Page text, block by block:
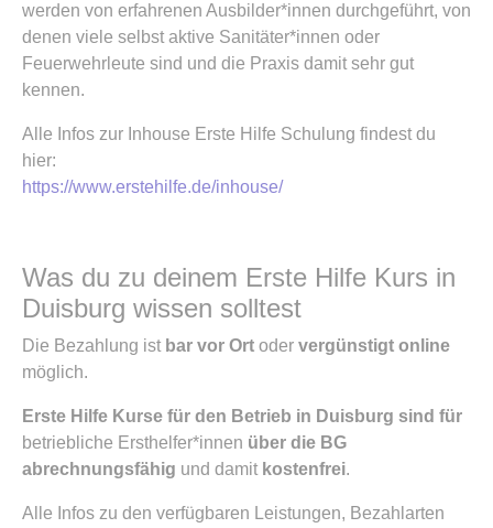
werden von erfahrenen Ausbilder*innen durchgeführt, von
denen viele selbst aktive Sanitäter*innen oder
Feuerwehrleute sind und die Praxis damit sehr gut
kennen.
Alle Infos zur Inhouse Erste Hilfe Schulung findest du
hier:
https://www.erstehilfe.de/inhouse/
Was du zu deinem Erste Hilfe Kurs in
Duisburg wissen solltest
Die Bezahlung ist bar vor Ort oder vergünstigt online
möglich.
Erste Hilfe Kurse für den Betrieb in Duisburg sind für
betriebliche Ersthelfer*innen über die BG
abrechnungsfähig und damit kostenfrei.
Alle Infos zu den verfügbaren Leistungen, Bezahlarten